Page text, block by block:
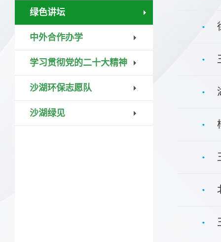
绿色讲坛
中外合作办学
学习贯彻党的二十大精神
沙湖环保志愿队
沙湖绿见